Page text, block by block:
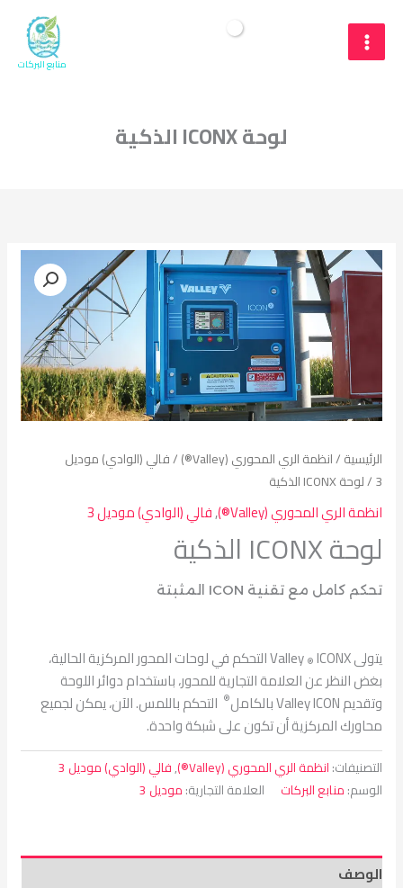
المحتوى
منابع البركات
لوحة ICONX الذكية
الرئيسية/انظمة الري المحوري (Valley®) /فالي (الوادي) موديل
3/ لوحة ICONX الذكية
انظمة الري المحوري (Valley®) ,فالي (الوادي) موديل 3
لوحة ICONX الذكية
تحكم كامل مع تقنية ICON المثبتة
يتولى Valley ®
ICONX التحكم في لوحات المحور المركزية الحالية،
بغض النظر عن العلامة التجارية للمحور، باستخدام دوائر اللوحة
وتقديم Valley ICON بالكامل
® التحكم باللمس. الآن، يمكن لجميع
محاورك المركزية أن تكون على شبكة واحدة.
التصنيفات:انظمة الري المحوري (Valley®) ,فالي (الوادي) موديل 3
الوسم:منابع البركات العلامة التجارية:موديل 3
الوصف